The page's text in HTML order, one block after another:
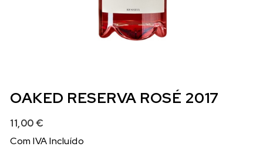
OAKED RESERVA ROSÉ 2017
11,00€
Com IVA Incluído